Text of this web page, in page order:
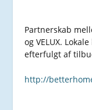
Partnerskab
og VELUX.
efterfulgt af
http://